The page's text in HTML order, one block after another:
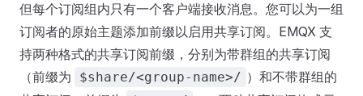
但每个订阅组内只有一个客户端接收消息。您可以为一组
订阅者的原始主题添加前缀以启用共享订阅。EMQX 支
持两种格式的共享订阅前缀，分别为带群组的共享订阅
（前缀为
$share/<group-name>/ ）和不带群组的